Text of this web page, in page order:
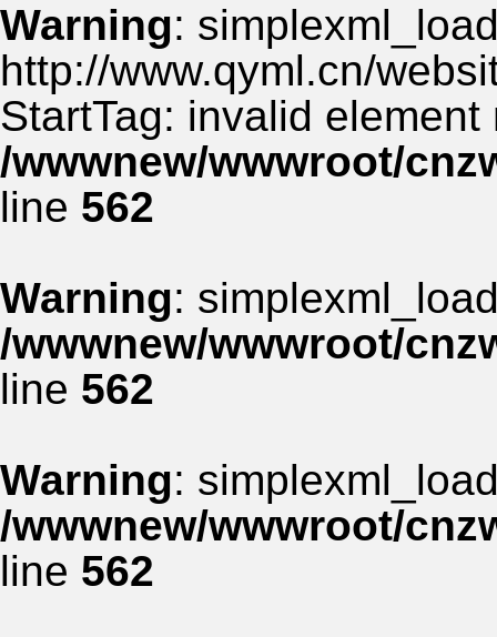
Warning:
http://www.qyml.cn/
StartTag: invalid element
/wwwnew/wwwroot/
line 562
Warning:
/wwwnew/wwwroot/
line 562
Warning:
/wwwnew/wwwroot/
line 562